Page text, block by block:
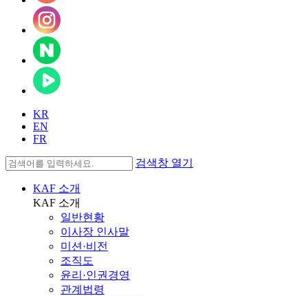
KR
EN
FR
검색창 열기
KAF 소개
KAF 소개
일반현황
이사장 인사말
미션·비전
조직도
윤리·인권경영
관계법령